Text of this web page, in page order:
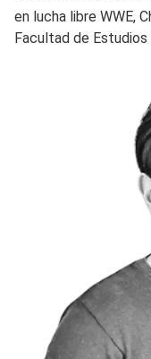
en lucha libre WWE,
Facultad de Estudios